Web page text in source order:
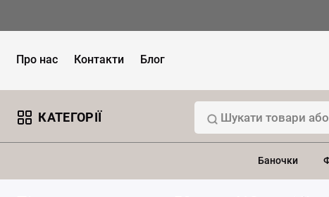
Про нас Контакти Блог
КАТЕГОРІЇ
Баночки